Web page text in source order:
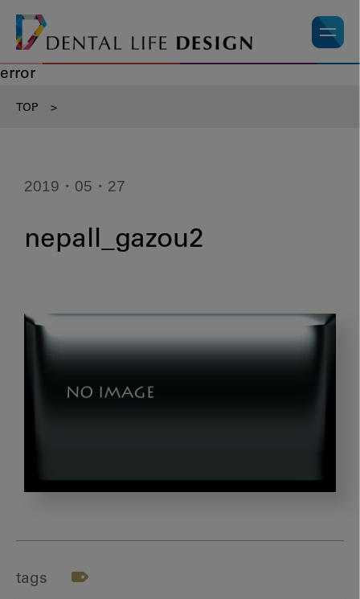
error
TOP >
2019・05・27
nepall_gazou2
tags